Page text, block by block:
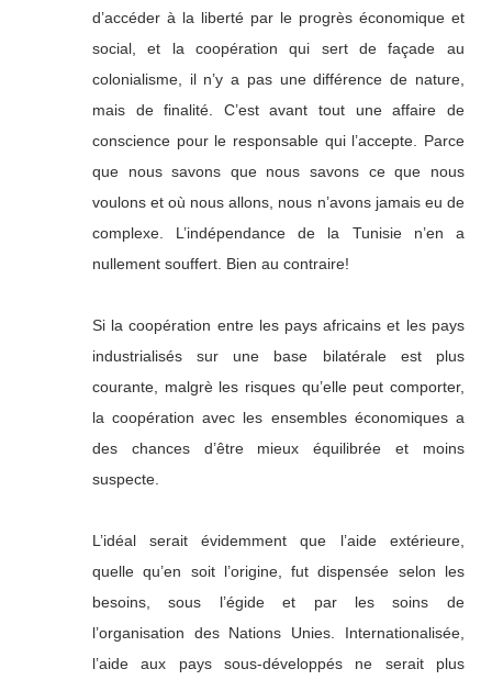
d’accéder à la liberté par le progrès économique et
social, et la coopération qui sert de façade au
colonialisme, il n’y a pas une différence de nature,
mais de finalité. C’est avant tout une affaire de
conscience pour le responsable qui l’accepte. Parce
que nous savons que nous savons ce que nous
voulons et où nous allons, nous n’avons jamais eu de
complexe. L’indépendance de la Tunisie n’en a
nullement souffert. Bien au contraire!
Si la coopération entre les pays africains et les pays
industrialisés sur une base bilatérale est plus
courante, malgrè les risques qu’elle peut comporter,
la coopération avec les ensembles économiques a
des chances d’être mieux équilibrée et moins
suspecte.
L’idéal serait évidemment que l’aide extérieure,
quelle qu’en soit l’origine, fut dispensée selon les
besoins, sous l’égide et par les soins de
l’organisation des Nations Unies. Internationalisée,
l’aide aux pays sous-développés ne serait plus